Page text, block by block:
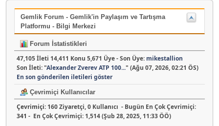
Gemlik Forum - Gemlik'in Paylaşım ve Tartışma
Platformu - Bilgi Merkezi
Forum İstatistikleri
47,105 İleti 14,411 Konu 5,671 Üye - Son Üye: mikestallion
Son İleti:"Alexander Zverev ATP 100..." (Ağu 07, 2026, 02:21 ÖS)
En son gönderilen iletileri göster
Çevrimiçi Kullanıcılar
Çevrimiçi: 160 Ziyaretçi, 0 Kullanıcı - Bugün En Çok Çevrimiçi:
341 - En Çok Çevrimiçi: 1,514 (Şub 28, 2025, 11:33 ÖÖ)